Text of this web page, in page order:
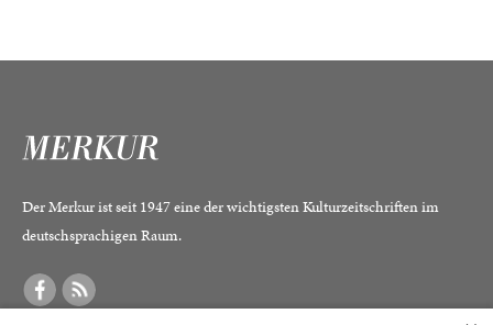
Der Merkur ist seit 1947 eine der wichtigsten Kulturzeitschriften im
deutschsprachigen Raum.